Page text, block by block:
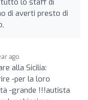
di averti presto di
ago
alla Sicilia:
-per la loro
-grande !!!autista